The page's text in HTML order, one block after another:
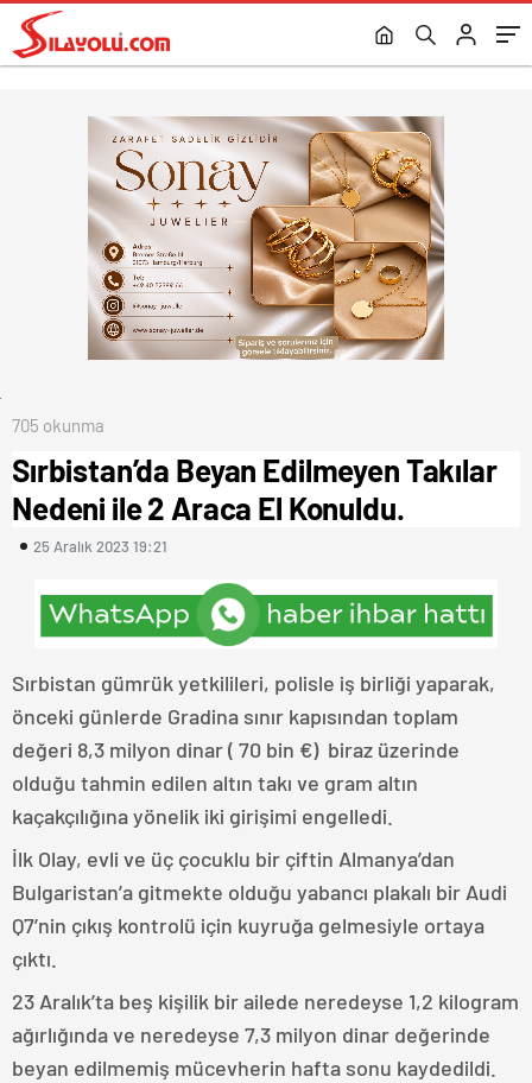
705 okunma
Sırbistan’da Beyan Edilmeyen Takılar
Nedeni ile 2 Araca El Konuldu.
25 Aralık 2023 19:21
Sırbistan gümrük yetkilileri, polisle iş birliği yaparak,
önceki günlerde Gradina sınır kapısından toplam
değeri 8,3 milyon dinar ( 70 bin €) biraz üzerinde
olduğu tahmin edilen altın takı ve gram altın
kaçakçılığına yönelik iki girişimi engelledi.
İlk Olay, evli ve üç çocuklu bir çiftin Almanya’dan
Bulgaristan’a gitmekte olduğu yabancı plakalı bir Audi
Q7’nin çıkış kontrolü için kuyruğa gelmesiyle ortaya
çıktı.
23 Aralık’ta beş kişilik bir ailede neredeyse 1,2 kilogram
ağırlığında ve neredeyse 7,3 milyon dinar değerinde
beyan edilmemiş mücevherin hafta sonu kaydedildi.